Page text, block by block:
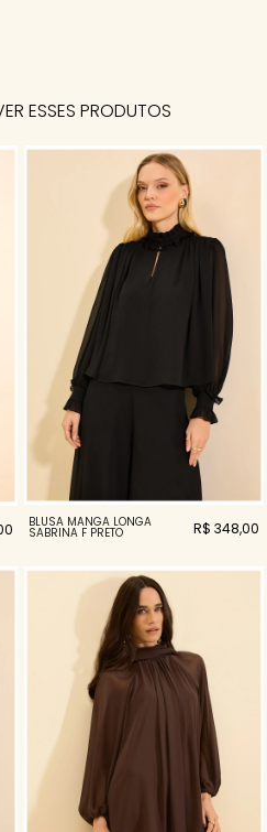
ESSES PRODUTOS
BLUSA MANGA LONGA
SABRINA F PRETO R$ 348,00